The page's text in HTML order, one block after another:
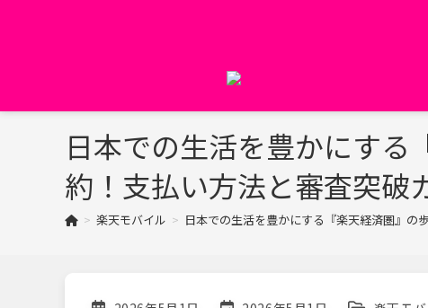
日本での生活を豊かにす
約！支払い方法と審査突破
> 楽天モバイル > 日本での生活を豊かにする『楽天経済圏』の